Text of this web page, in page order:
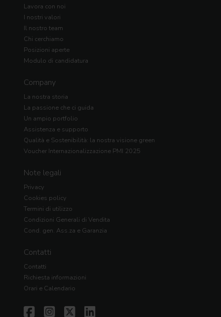
Lavora con noi
I nostri valori
Il nostro team
Chi cerchiamo
Posizioni aperte
Modulo di candidatura
Company
La nostra storia
La passione che ci guida
Un ampio portfolio
Assistenza e supporto
Qualità e Sostenibilità: la nostra visione green
Voucher Internazionalizzazione PMI 2025
Note legali
Privacy
Cookies policy
Termini di utilizzo
Condizioni Generali di Vendita
Cond. gen. Ass.za e Garanzia
Contatti
Contatti
Richiesta informazioni
Orari e Calendario